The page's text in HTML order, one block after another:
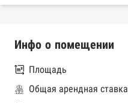
Инфо о помещении
Площадь
Общая арендная ставка